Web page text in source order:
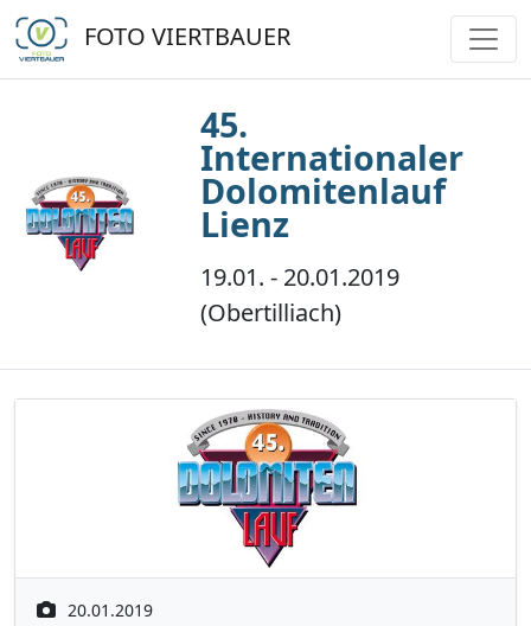
FOTO VIERTBAUER
45.
Internationaler
Dolomitenlauf
Lienz
19.01. - 20.01.2019
(Obertilliach)
20.01.2019